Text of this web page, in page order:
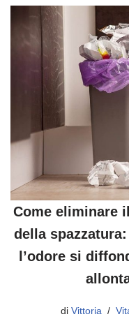
Come eliminare
della
l’odore si
di Vittoria